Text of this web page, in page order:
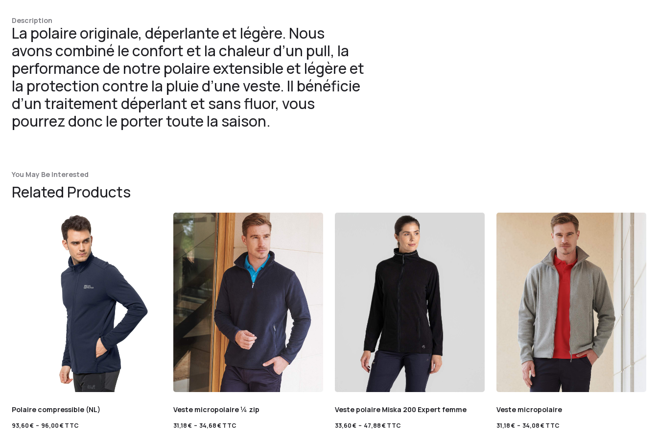
Description
La polaire originale, déperlante et légère. Nous
avons combiné le confort et la chaleur d’un pull, la
performance de notre polaire extensible et légère et
la protection contre la pluie d’une veste. Il bénéficie
d’un traitement déperlant et sans fluor, vous
pourrez donc le porter toute la saison.
You May Be Interested
Related Products
Polaire compressible (NL)
93,60€ – 96,00€TTC
Veste micropolaire ¼ zip
31,18€ – 34,68€TTC
Veste polaire Miska 200 Expert femme
33,60€ – 47,88€TTC
Veste micropolaire
31,18€ – 34,08€TTC